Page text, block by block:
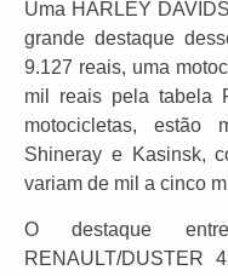
Uma HARLEY
grande destaque
9.127 reais, uma
mil reais pela tabela
motocicletas, estão
Shineray e Kasinsk,
variam de mil a cinco
O destaque
RENAULT/DUSTER